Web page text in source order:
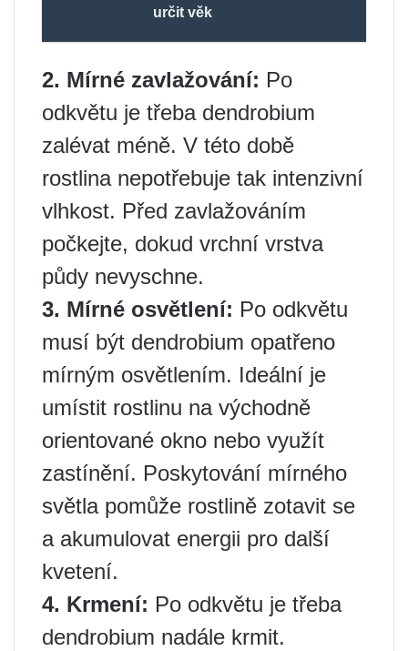
určit věk
2. Mírné zavlažování: Po
odkvětu je třeba dendrobium
zalévat méně. V této době
rostlina nepotřebuje tak intenzivní
vlhkost. Před zavlažováním
počkejte, dokud vrchní vrstva
půdy nevyschne.
3. Mírné osvětlení: Po odkvětu
musí být dendrobium opatřeno
mírným osvětlením. Ideální je
umístit rostlinu na východně
orientované okno nebo využít
zastínění. Poskytování mírného
světla pomůže rostlině zotavit se
a akumulovat energii pro další
kvetení.
4. Krmení: Po odkvětu je třeba
dendrobium nadále krmit.